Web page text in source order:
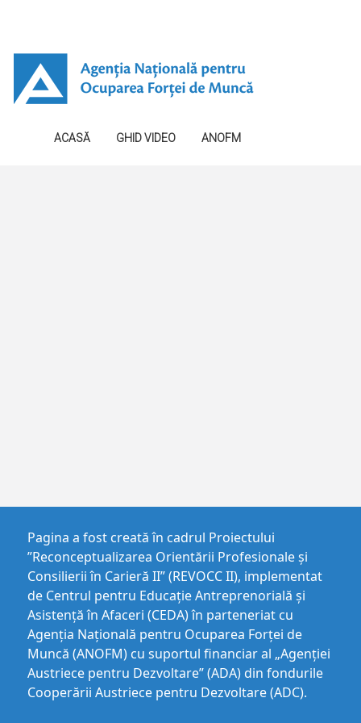
ACASĂ GHID VIDEO ANOFM
Pagina a fost creată în cadrul Proiectului
”Reconceptualizarea Orientării Profesionale și
Consilierii în Carieră II” (REVOCC II), implementat
de Centrul pentru Educaţie Antreprenorială şi
Asistenţă în Afaceri (CEDA) în parteneriat cu
Agenția Națională pentru Ocuparea Forței de
Muncă (ANOFM) cu suportul financiar al „Agenției
Austriece pentru Dezvoltare” (ADA) din fondurile
Cooperării Austriece pentru Dezvoltare (ADC).